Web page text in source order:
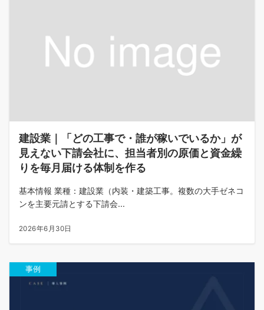
建設業｜「どの工事で・誰が稼いでいるか」が
見えない下請会社に、担当者別の原価と資金繰
りを毎月届ける体制を作る
基本情報 業種：建設業（内装・建築工事。複数の大手ゼネコ
ンを主要元請とする下請会...
2026年6月30日
事例